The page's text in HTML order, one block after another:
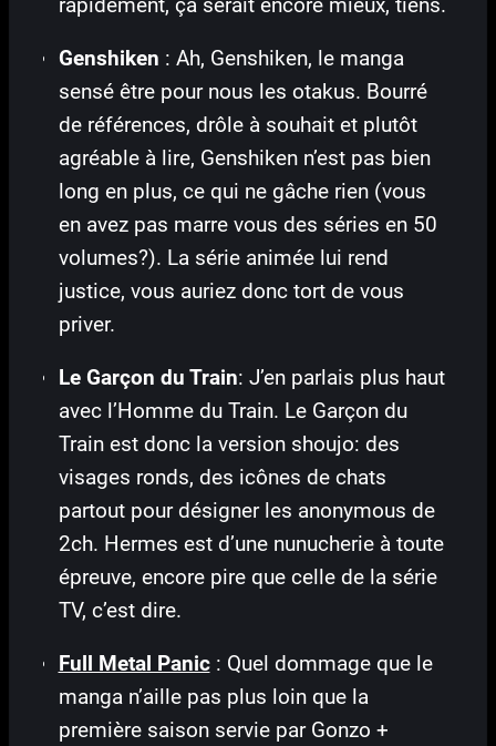
rapidement, ça serait encore mieux, tiens.
Genshiken : Ah, Genshiken, le manga
sensé être pour nous les otakus. Bourré
de références, drôle à souhait et plutôt
agréable à lire, Genshiken n’est pas bien
long en plus, ce qui ne gâche rien (vous
en avez pas marre vous des séries en 50
volumes?). La série animée lui rend
justice, vous auriez donc tort de vous
priver.
Le Garçon du Train: J’en parlais plus haut
avec l’Homme du Train. Le Garçon du
Train est donc la version shoujo: des
visages ronds, des icônes de chats
partout pour désigner les anonymous de
2ch. Hermes est d’une nunucherie à toute
épreuve, encore pire que celle de la série
TV, c’est dire.
Full Metal Panic: Quel dommage que le
manga n’aille pas plus loin que la
première saison servie par Gonzo +